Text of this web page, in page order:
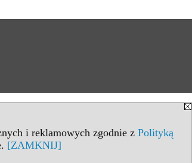
i reklamowych zgodnie z Polityką
[ZAMKNIJ]